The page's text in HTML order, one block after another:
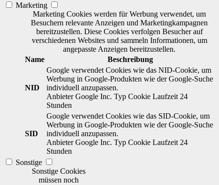
Marketing
Marketing Cookies werden für Werbung verwendet, um
Besuchern relevante Anzeigen und Marketingkampagnen
bereitzustellen. Diese Cookies verfolgen Besucher auf
verschiedenen Websites und sammeln Informationen, um
angepasste Anzeigen bereitzustellen.
Name
Beschreibung
NID
Google verwendet Cookies wie das NID-Cookie, um
Werbung in Google-Produkten wie der Google-Suche
individuell anzupassen.
Anbieter Google Inc. Typ Cookie Laufzeit 24
Stunden
SID
Google verwendet Cookies wie das SID-Cookie, um
Werbung in Google-Produkten wie der Google-Suche
individuell anzupassen.
Anbieter Google Inc. Typ Cookie Laufzeit 24
Stunden
Sonstige
Sonstige Cookies
müssen noch